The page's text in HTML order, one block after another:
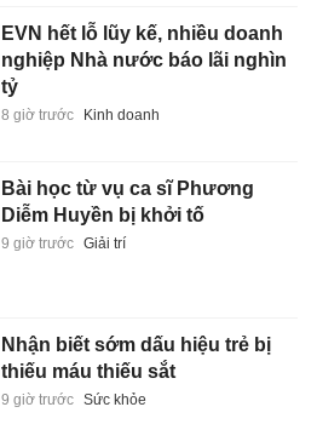
EVN hết lỗ lũy kế, nhiều doanh
nghiệp Nhà nước báo lãi nghìn
tỷ
8 giờ trước Kinh doanh
Bài học từ vụ ca sĩ Phương
Diễm Huyền bị khởi tố
9 giờ trước Giải trí
Nhận biết sớm dấu hiệu trẻ bị
thiếu máu thiếu sắt
9 giờ trước Sức khỏe